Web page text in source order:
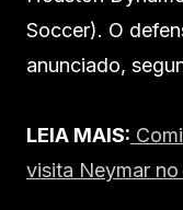
Soccer). O
anunciado,
LEIA MAIS:
visita Neymar no